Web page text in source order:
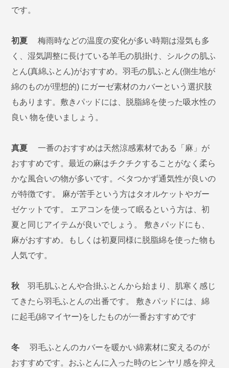
です。
初夏 梅雨時などの温度の変化が多い時期は湿気も多
く、湿気調整に長けている羊毛の肌掛け、シルクの肌ふ
とん(真綿ふとん)がおすすめ。羽毛の肌ふとん(側生地が
綿のものが理想的) にガーゼ素材のカバーという選択肢
もあります。敷きパッドには、脱脂綿を使った吸水性の
良い 物を使いましょう。
真夏 一番のおすすめは天然涼感素材である「麻」が
おすすめです。最近の麻はチクチクすることがなく柔ら
かな風合いの物が多いです。ベタつかず通気性が良いの
が特徴です。 麻が苦手という方はタオルケットやガー
ゼケットです。 エアコンを使って眠るという方は、初
夏と同じアイテムが良いでしょう。 敷きパッドにも、
麻がおすすめ。もしくは初夏同様に脱脂綿を使った物も
人気です。
秋 羽毛肌ふとんや合掛ふとんから始まり、肌寒く感じ
てきたら羽毛ふとんの出番です。 敷きパッドには、綿
に起毛(綿マイヤー)をしたものが一番おすすめです
冬 羽毛ふとんのカバーを暖かい綿素材に変えるのが
おすすめです。おふとんに入った時のヒンヤリ感を抑え